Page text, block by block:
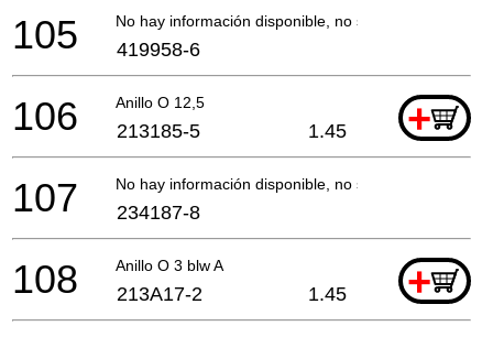
No hay información disponible, no se puede pedir
105 419958-6
Anillo O 12,5 +
106 213185-5 1.45
No hay información disponible, no se puede pedir
107 234187-8
Anillo O 3 blw A +
108 213A17-2 1.45